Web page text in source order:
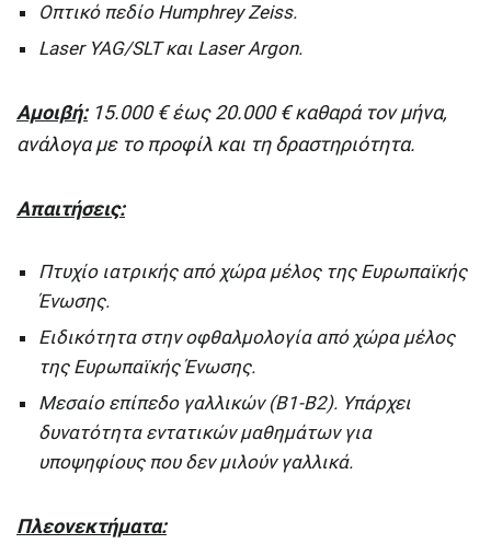
Οπτικό πεδίο Humphrey Zeiss.
Laser YAG/SLT και Laser Argon.
Αμοιβή:15.000 € έως 20.000 € καθαρά τον μήνα,
ανάλογα με το προφίλ και τη δραστηριότητα.
Απαιτήσεις:
Πτυχίο ιατρικής από χώρα μέλος της Ευρωπαϊκής
Ένωσης.
Ειδικότητα στην οφθαλμολογία από χώρα μέλος
της Ευρωπαϊκής Ένωσης.
Μεσαίο επίπεδο γαλλικών (B1-B2). Υπάρχει
δυνατότητα εντατικών μαθημάτων για
υποψηφίους που δεν μιλούν γαλλικά.
Πλεονεκτήματα: